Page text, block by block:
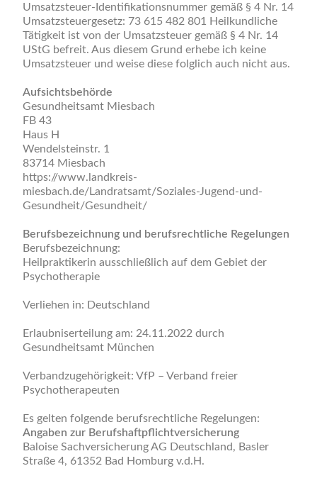
Umsatzsteuer-Identifikationsnummer gemäß § 4 Nr. 14
Umsatzsteuergesetz: 73 615 482 801 Heilkundliche
Tätigkeit ist von der Umsatzsteuer gemäß § 4 Nr. 14
UStG befreit. Aus diesem Grund erhebe ich keine
Umsatzsteuer und weise diese folglich auch nicht aus.
Aufsichtsbehörde
Gesundheitsamt Miesbach
FB 43
Haus H
Wendelsteinstr. 1
83714 Miesbach
https://www.landkreis-
miesbach.de/Landratsamt/Soziales-Jugend-und-
Gesundheit/Gesundheit/
Berufsbezeichnung und berufsrechtliche Regelungen
Berufsbezeichnung:
Heilpraktikerin ausschließlich auf dem Gebiet der
Psychotherapie
Verliehen in: Deutschland
Erlaubniserteilung am: 24.11.2022 durch
Gesundheitsamt München
Verbandzugehörigkeit: VfP – Verband freier
Psychotherapeuten
Es gelten folgende berufsrechtliche Regelungen:
Angaben zur Berufshaftpflichtversicherung
Baloise Sachversicherung AG Deutschland, Basler
Straße 4, 61352 Bad Homburg v.d.H.